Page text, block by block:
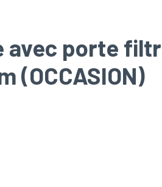
avec porte
(OCCASION)